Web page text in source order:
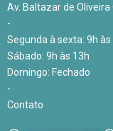
Av. Baltazar de Oliveira
-
Segunda à sexta: 9h
Sábado: 9h às 13h
Domingo: Fechado
-
Contato